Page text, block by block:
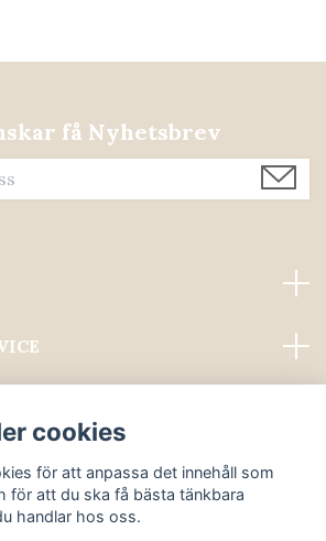
få Nyhetsbrev
cookies
för att anpassa det innehåll som
för att du ska få bästa tänkbara
handlar hos oss.